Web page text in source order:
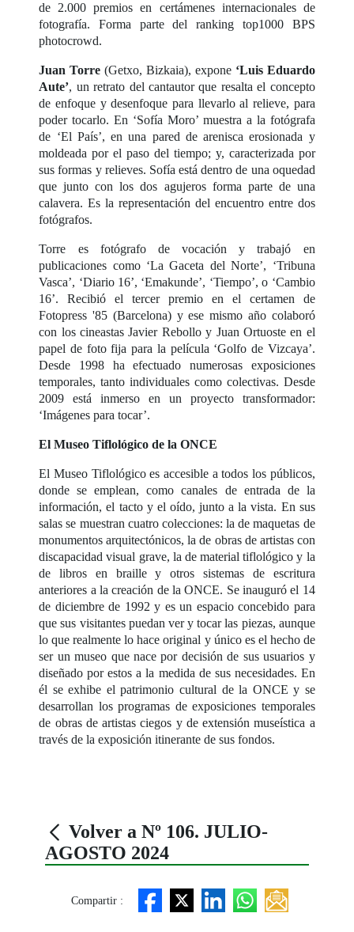
de 2.000 premios en certámenes internacionales de
fotografía. Forma parte del ranking top1000 BPS
photocrowd.
Juan Torre (Getxo, Bizkaia), expone ‘Luis Eduardo
Aute’, un retrato del cantautor que resalta el concepto
de enfoque y desenfoque para llevarlo al relieve, para
poder tocarlo. En ‘Sofía Moro’ muestra a la fotógrafa
de ‘El País’, en una pared de arenisca erosionada y
moldeada por el paso del tiempo; y, caracterizada por
sus formas y relieves. Sofía está dentro de una oquedad
que junto con los dos agujeros forma parte de una
calavera. Es la representación del encuentro entre dos
fotógrafos.
Torre es fotógrafo de vocación y trabajó en
publicaciones como ‘La Gaceta del Norte’, ‘Tribuna
Vasca’, ‘Diario 16’, ‘Emakunde’, ‘Tiempo’, o ‘Cambio
16’. Recibió el tercer premio en el certamen de
Fotopress '85 (Barcelona) y ese mismo año colaboró
con los cineastas Javier Rebollo y Juan Ortuoste en el
papel de foto fija para la película ‘Golfo de Vizcaya’.
Desde 1998 ha efectuado numerosas exposiciones
temporales, tanto individuales como colectivas. Desde
2009 está inmerso en un proyecto transformador:
‘Imágenes para tocar’.
El Museo Tiflológico de la ONCE
El Museo Tiflológico es accesible a todos los públicos,
donde se emplean, como canales de entrada de la
información, el tacto y el oído, junto a la vista. En sus
salas se muestran cuatro colecciones: la de maquetas de
monumentos arquitectónicos, la de obras de artistas con
discapacidad visual grave, la de material tiflológico y la
de libros en braille y otros sistemas de escritura
anteriores a la creación de la ONCE. Se inauguró el 14
de diciembre de 1992 y es un espacio concebido para
que sus visitantes puedan ver y tocar las piezas, aunque
lo que realmente lo hace original y único es el hecho de
ser un museo que nace por decisión de sus usuarios y
diseñado por estos a la medida de sus necesidades. En
él se exhibe el patrimonio cultural de la ONCE y se
desarrollan los programas de exposiciones temporales
de obras de artistas ciegos y de extensión museística a
través de la exposición itinerante de sus fondos.
Volver a Nº 106. JULIO-
AGOSTO 2024
Compartir :